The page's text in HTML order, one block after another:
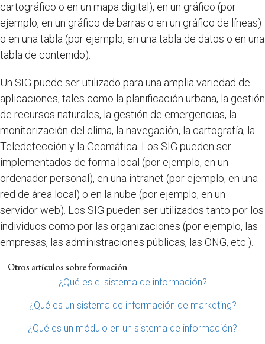
cartográfico o en un mapa digital), en un gráfico (por
ejemplo, en un gráfico de barras o en un gráfico de líneas)
o en una tabla (por ejemplo, en una tabla de datos o en una
tabla de contenido).
Un SIG puede ser utilizado para una amplia variedad de
aplicaciones, tales como la planificación urbana, la gestión
de recursos naturales, la gestión de emergencias, la
monitorización del clima, la navegación, la cartografía, la
Teledetección y la Geomática. Los SIG pueden ser
implementados de forma local (por ejemplo, en un
ordenador personal), en una intranet (por ejemplo, en una
red de área local) o en la nube (por ejemplo, en un
servidor web). Los SIG pueden ser utilizados tanto por los
individuos como por las organizaciones (por ejemplo, las
empresas, las administraciones públicas, las ONG, etc.).
Otros artículos sobre formación
¿Qué es el sistema de información?
¿Qué es un sistema de información de marketing?
¿Qué es un módulo en un sistema de información?